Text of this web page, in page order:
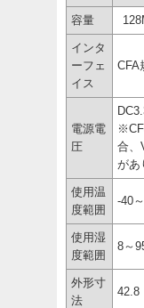
容量
インタ
ーフェ
イス
CFA
電源電
圧
※CF
合、
があ
使用温
度範囲
-40
使用湿
度範囲
8～
外形寸
法
42.8